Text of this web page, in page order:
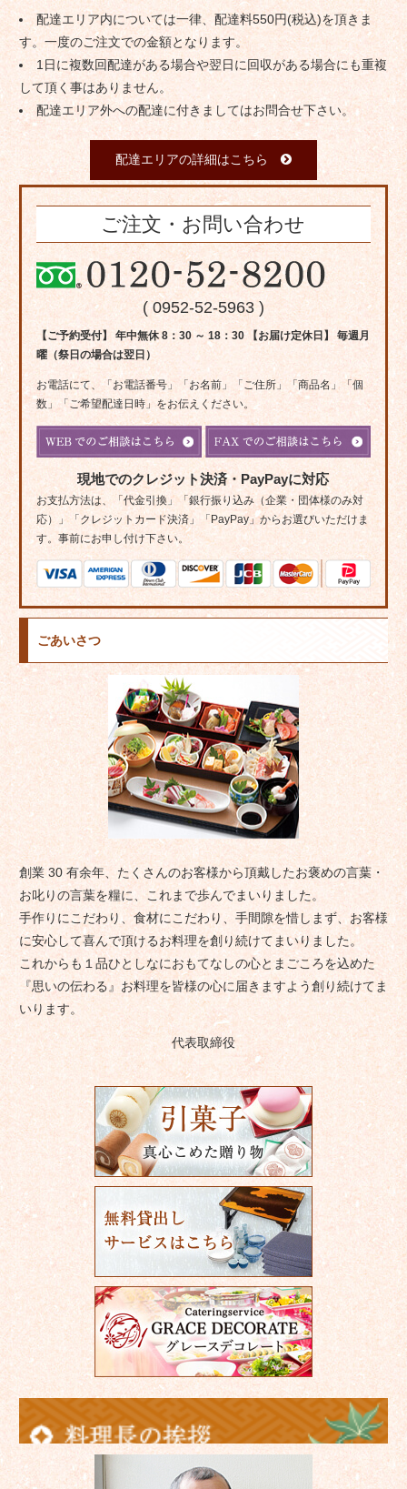
配達エリア内については一律、配達料550円(税込)を頂きま
す。一度のご注文での金額となります。
1日に複数回配達がある場合や翌日に回収がある場合にも重複
して頂く事はありません。
配達エリア外への配達に付きましてはお問合せ下さい。
配達エリアの詳細はこちら
ご注文・お問い合わせ
( 0952-52-5963 )
【ご予約受付】 年中無休 8：30 ～ 18：30 【お届け定休日】 毎週月
曜（祭日の場合は翌日）
お電話にて、「お電話番号」「お名前」「ご住所」「商品名」「個
数」「ご希望配達日時」をお伝えください。
現地でのクレジット決済・PayPayに対応
お支払方法は、「代金引換」「銀行振り込み（企業・団体様のみ対
応）」「クレジットカード決済」「PayPay」からお選びいただけま
す。事前にお申し付け下さい。
ごあいさつ
創業 30 有余年、たくさんのお客様から頂戴したお褒めの言葉・
お叱りの言葉を糧に、これまで歩んでまいりました。
手作りにこだわり、食材にこだわり、手間隙を惜しまず、お客様
に安心して喜んで頂けるお料理を創り続けてまいりました。
これからも１品ひとしなにおもてなしの心とまごころを込めた
『思いの伝わる』お料理を皆様の心に届きますよう創り続けてま
いります。
代表取締役